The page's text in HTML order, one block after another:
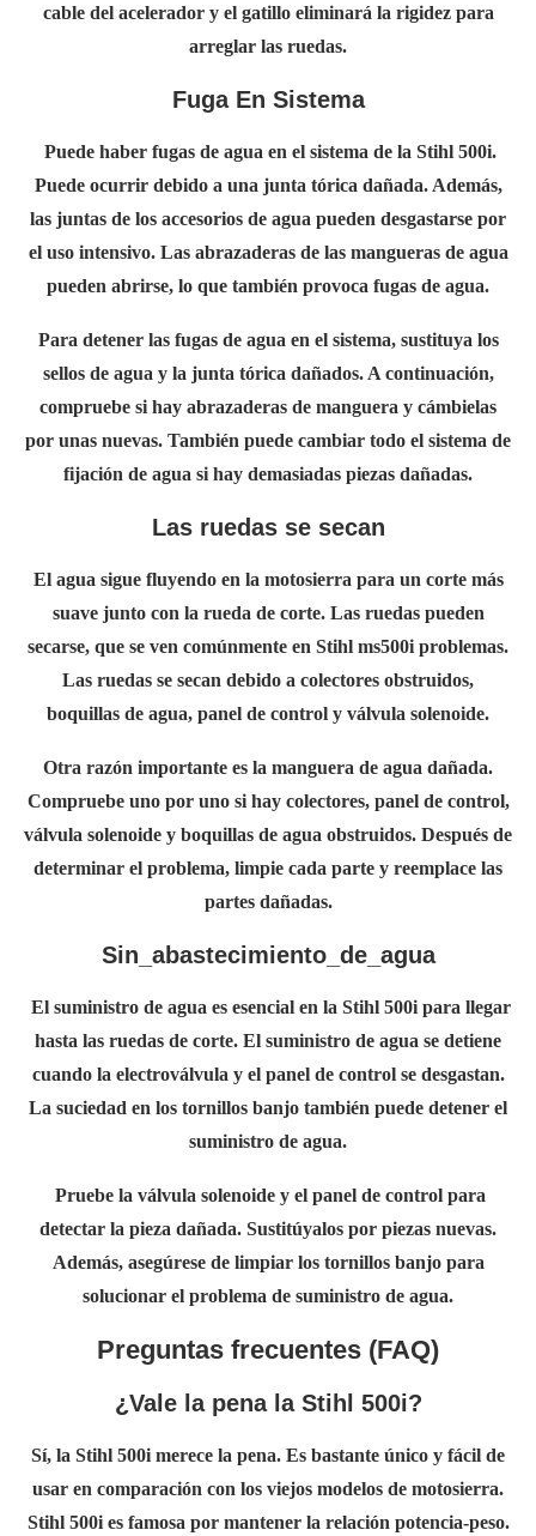
cable del acelerador y el gatillo eliminará la rigidez para
arreglar las ruedas.
Fuga En Sistema
Puede haber fugas de agua en el sistema de la Stihl 500i.
Puede ocurrir debido a una junta tórica dañada. Además,
las juntas de los accesorios de agua pueden desgastarse por
el uso intensivo. Las abrazaderas de las mangueras de agua
pueden abrirse, lo que también provoca fugas de agua.
Para detener las fugas de agua en el sistema, sustituya los
sellos de agua y la junta tórica dañados. A continuación,
compruebe si hay abrazaderas de manguera y cámbielas
por unas nuevas. También puede cambiar todo el sistema de
fijación de agua si hay demasiadas piezas dañadas.
Las ruedas se secan
El agua sigue fluyendo en la motosierra para un corte más
suave junto con la rueda de corte. Las ruedas pueden
secarse, que se ven comúnmente en Stihl ms500i problemas.
Las ruedas se secan debido a colectores obstruidos,
boquillas de agua, panel de control y válvula solenoide.
Otra razón importante es la manguera de agua dañada.
Compruebe uno por uno si hay colectores, panel de control,
válvula solenoide y boquillas de agua obstruidos. Después de
determinar el problema, limpie cada parte y reemplace las
partes dañadas.
Sin_abastecimiento_de_agua
El suministro de agua es esencial en la Stihl 500i para llegar
hasta las ruedas de corte. El suministro de agua se detiene
cuando la electroválvula y el panel de control se desgastan.
La suciedad en los tornillos banjo también puede detener el
suministro de agua.
Pruebe la válvula solenoide y el panel de control para
detectar la pieza dañada. Sustitúyalos por piezas nuevas.
Además, asegúrese de limpiar los tornillos banjo para
solucionar el problema de suministro de agua.
Preguntas frecuentes (FAQ)
¿Vale la pena la Stihl 500i?
Sí, la Stihl 500i merece la pena. Es bastante único y fácil de
usar en comparación con los viejos modelos de motosierra.
Stihl 500i es famosa por mantener la relación potencia-peso.